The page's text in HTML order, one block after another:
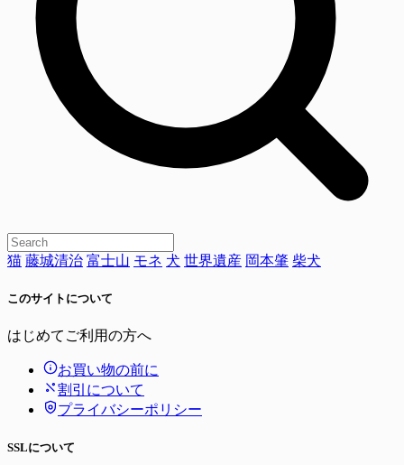
猫 藤城清治 富士山 モネ 犬 世界遺産 岡本肇 柴犬
このサイトについて
はじめてご利用の方へ
お買い物の前に
割引について
プライバシーポリシー
SSLについて